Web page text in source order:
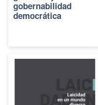
gobernabilidad
democrática